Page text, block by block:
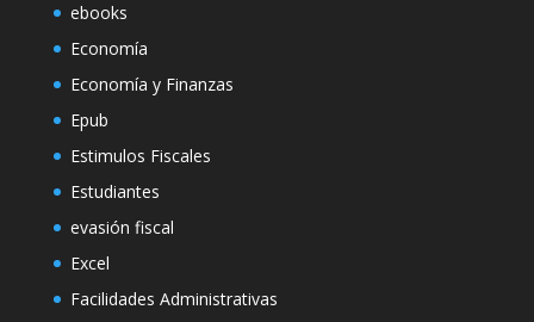
ebooks
Economía
Economía y Finanzas
Epub
Estimulos Fiscales
Estudiantes
evasión fiscal
Excel
Facilidades Administrativas